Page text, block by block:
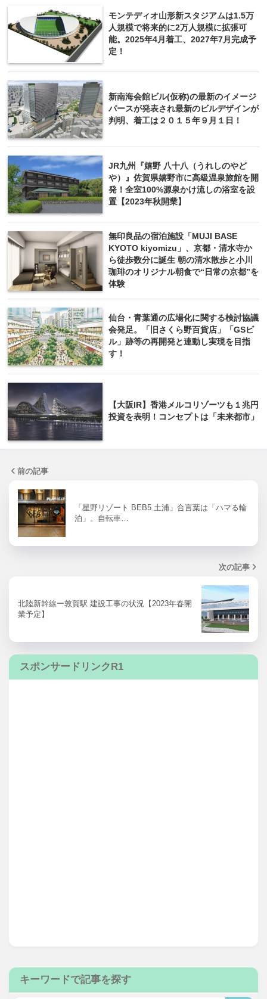
モンテディオ山形新スタジアムは1.5万
人規模で将来的に2万人規模に拡張可
能。2025年4月着工、2027年7月完成予
定！
新南海会館ビル(仮称)の最新のイメージ
パースが発表され最新のビルデザインが
判明、着工は２０１５年９月１日！
JR九州『嬉野 八十八（うれしのやど
や）』佐賀県嬉野市に高級温泉旅館を開
発！全室100%源泉かけ流しの浴室を設
置【2023年秋開業】
無印良品の宿泊施設「MUJI BASE
KYOTO kiyomizu」、京都・清水寺か
ら徒歩数分に誕生 朝の清水散歩と小川
珈琲のオリジナル朝食で“日常の京都”を
体験
仙台・青葉通の広場化に関する検討協議
会発足。「旧さくら野百貨店」「GSビ
ル」跡等の再開発と連動し実現を目指
す！
【大阪IR】香港メルコリゾーツも１兆円
投資を表明！コンセプトは「未来都市」
前の記事
「星野リゾート BEB5 土浦」合言葉は「ハマる輪
泊」。自転車…
次の記事
北陸新幹線ー敦賀駅 建設工事の状況【2023年春開
業予定】
スポンサードリンクR1
キーワードで記事を探す